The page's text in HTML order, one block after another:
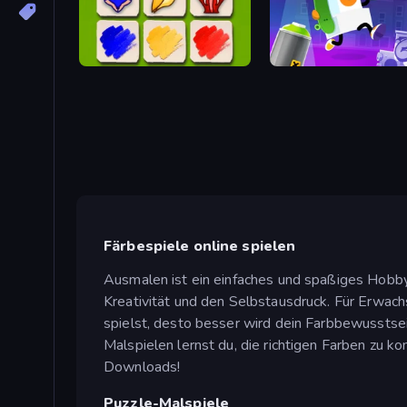
Timberland Arrange Puzzle Game Graffiti Time
Färbespiele online spielen
Ausmalen ist ein einfaches und spaßiges
Kreativität und den Selbstausdruck. Für
spielst, desto besser wird dein
Malspielen lernst du, die richtigen Farben zu
Downloads!